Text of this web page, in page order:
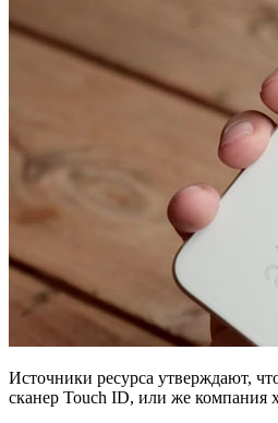
Источники ресурса утверждают,
сканер Touch ID, или же компания